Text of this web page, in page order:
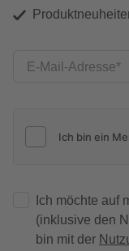
E-Mail-Adresse
Ich möchte auf
(inklusive den
bin mit der